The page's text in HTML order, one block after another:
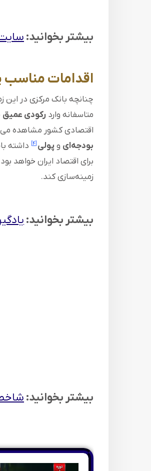
بیشتر بخوانید:
اقدامات مناسب
چنانچه بانک مرکزی در
متاسفانه وارد رکودی عمیق
اقتصادی کشور مشاهده می‌شود
بودجه‌ای و پولی
داشته
برای اقتصاد ایران خواهد
زمینه‌سازی کند.
بیشتر بخوانید:
بیشتر بخوانید: